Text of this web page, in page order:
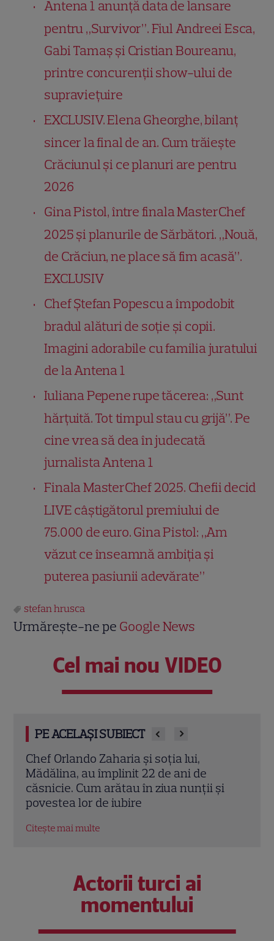
Antena 1 anunță data de lansare
pentru „Survivor”. Fiul Andreei Esca,
Gabi Tamaș și Cristian Boureanu,
printre concurenții show-ului de
supraviețuire
EXCLUSIV. Elena Gheorghe, bilanț
sincer la final de an. Cum trăiește
Crăciunul și ce planuri are pentru
2026
Gina Pistol, între finala MasterChef
2025 și planurile de Sărbători. „Nouă,
de Crăciun, ne place să fim acasă”.
EXCLUSIV
Chef Ștefan Popescu a împodobit
bradul alături de soție și copii.
Imagini adorabile cu familia juratului
de la Antena 1
Iuliana Pepene rupe tăcerea: „Sunt
hărțuită. Tot timpul stau cu grijă”. Pe
cine vrea să dea în judecată
jurnalista Antena 1
Finala MasterChef 2025. Chefii decid
LIVE câștigătorul premiului de
75.000 de euro. Gina Pistol: „Am
văzut ce înseamnă ambiția și
puterea pasiunii adevărate”
stefan hrusca
Urmărește-ne pe Google News
Cel mai nou VIDEO
PE ACELAȘI SUBIECT
Cine este Cosmin Curticăpean, soțul
Laurei Cosoi. Afaceri, vârstă și povestea
de iubire care durează de peste 10 ani
Actorii turci ai
momentului